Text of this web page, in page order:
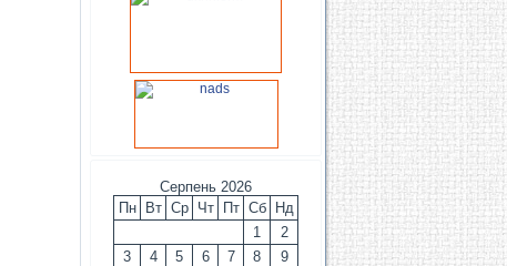
Серпень 2026
Пн
Вт Ср Чт Пт Сб
Нд
1
2
3
4 5 6 7 8
9